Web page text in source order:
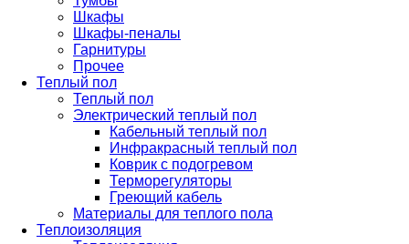
Шкафы
Шкафы-пеналы
Гарнитуры
Прочее
Теплый пол
Теплый пол
Электрический теплый пол
Кабельный теплый пол
Инфракрасный теплый пол
Коврик с подогревом
Терморегуляторы
Греющий кабель
Материалы для теплого пола
Теплоизоляция